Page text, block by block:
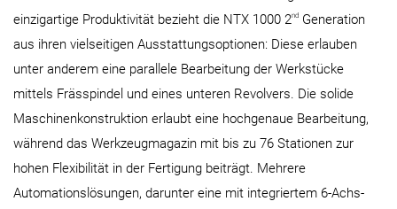
einzigartige Produktivität bezieht die NTX 1000 2nd Generation
aus ihren vielseitigen Ausstattungsoptionen: Diese erlauben
unter anderem eine parallele Bearbeitung der Werkstücke
mittels Frässpindel und eines unteren Revolvers. Die solide
Maschinenkonstruktion erlaubt eine hochgenaue Bearbeitung,
während das Werkzeugmagazin mit bis zu 76 Stationen zur
hohen Flexibilität in der Fertigung beiträgt. Mehrere
Automationslösungen, darunter eine mit integriertem 6-Achs-